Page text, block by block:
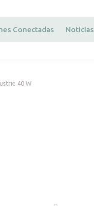
Conectadas Noticias
40 W